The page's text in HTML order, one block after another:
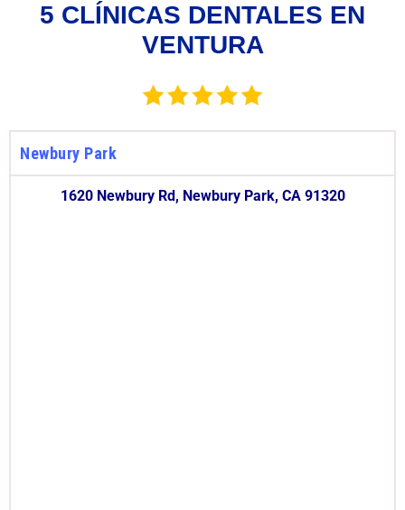
5 CLÍNICAS DENTALES EN
VENTURA
Newbury Park
1620 Newbury Rd, Newbury Park, CA 91320